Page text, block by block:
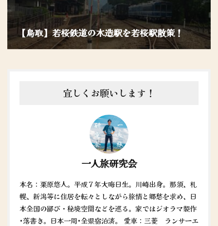
【鳥取】若桜鉄道の木造駅を若桜駅散策！
宜しくお願いします！
一人旅研究会
本名：栗原悠人。平成７年大晦日生。川崎出身。那須、札
幌、新潟等に住居を転々としながら旅情と郷愁を求め、日
本全国の鄙び・秘境空間などを巡る。家ではジオラマ製作
•落書き。日本一周•全県宿泊済。 愛車：三菱 ランサーエ